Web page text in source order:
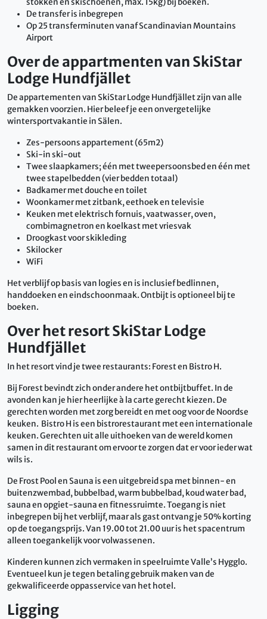
De transfer is inbegrepen
Op 25 transferminuten vanaf Scandinavian Mountains
Airport
Over de appartmenten van SkiStar
Lodge Hundfjället
De appartementen van SkiStar Lodge Hundfjället zijn van alle
gemakken voorzien. Hier beleef je een onvergetelijke
wintersportvakantie in Sälen.
Zes-persoons appartement (65m2)
Ski-in ski-out
Twee slaapkamers; één met tweepersoonsbed en één met
twee stapelbedden (vier bedden totaal)
Badkamer met douche en toilet
Woonkamer met zitbank, eethoek en televisie
Keuken met elektrisch fornuis, vaatwasser, oven,
combimagnetron en koelkast met vriesvak
Droogkast voor skikleding
Skilocker
WiFi
Het verblijf op basis van logies en is inclusief bedlinnen,
handdoeken en eindschoonmaak. Ontbijt is optioneel bij te
boeken.
Over het resort SkiStar Lodge
Hundfjället
In het resort vind je twee restaurants: Forest en Bistro H.
Bij Forest bevindt zich onder andere het ontbijtbuffet. In de
avonden kan je hier heerlijke à la carte gerecht kiezen. De
gerechten worden met zorg bereidt en met oog voor de Noordse
keuken. Bistro H is een bistrorestaurant met een internationale
keuken. Gerechten uit alle uithoeken van de wereld komen
samen in dit restaurant om ervoor te zorgen dat er voor ieder wat
wils is.
De Frost Pool en Sauna is een uitgebreid spa met binnen- en
buitenzwembad, bubbelbad, warm bubbelbad, koud water bad,
sauna en opgiet-sauna en fitnessruimte. Toegang is niet
inbegrepen bij het verblijf, maar als gast ontvang je 50% korting
op de toegangsprijs. Van 19.00 tot 21.00 uur is het spacentrum
alleen toegankelijk voor volwassenen.
Kinderen kunnen zich vermaken in speelruimte Valle’s Hygglo.
Eventueel kun je tegen betaling gebruik maken van de
gekwalificeerde oppasservice van het hotel.
Ligging